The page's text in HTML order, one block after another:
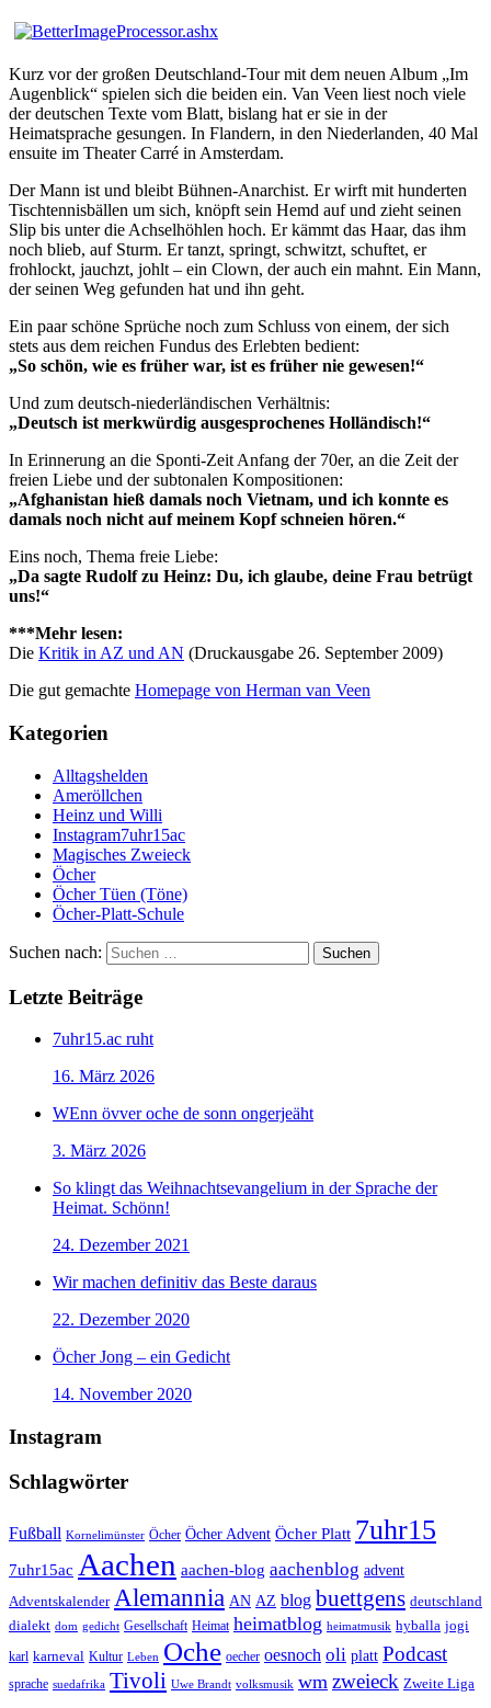
Kurz vor der großen Deutschland-Tour mit dem neuen Album „Im
Augenblick“ spielen sich die beiden ein. Van Veen liest noch viele
der deutschen Texte vom Blatt, bislang hat er sie in der
Heimatsprache gesungen. In Flandern, in den Niederlanden, 40 Mal
ensuite im Theater Carré in Amsterdam.
Der Mann ist und bleibt Bühnen-Anarchist. Er wirft mit hunderten
Tischtennisbällen um sich, knöpft sein Hemd auf und zieht seinen
Slip bis unter die Achselhöhlen hoch. Er kämmt das Haar, das ihm
noch blieb, auf Sturm. Er tanzt, springt, schwitzt, schuftet, er
frohlockt, jauchzt, johlt – ein Clown, der auch ein mahnt. Ein Mann,
der seinen Weg gefunden hat und ihn geht.
Ein paar schöne Sprüche noch zum Schluss von einem, der sich
stets aus dem reichen Fundus des Erlebten bedient:
„So schön, wie es früher war, ist es früher nie gewesen!“
Und zum deutsch-niederländischen Verhältnis:
„Deutsch ist merkwürdig ausgesprochenes Holländisch!“
In Erinnerung an die Sponti-Zeit Anfang der 70er, an die Zeit der
freien Liebe und der subtonalen Kompositionen:
„Afghanistan hieß damals noch Vietnam, und ich konnte es
damals noch nicht auf meinem Kopf schneien hören.“
Eins noch, Thema freie Liebe:
„Da sagte Rudolf zu Heinz: Du, ich glaube, deine Frau betrügt
uns!“
***Mehr lesen:
Die Kritik in AZ und AN (Druckausgabe 26. September 2009)
Die gut gemachte Homepage von Herman van Veen
Kategorien
Alltagshelden
Ameröllchen
Heinz und Willi
Instagram7uhr15ac
Magisches Zweieck
Öcher
Öcher Tüen (Töne)
Öcher-Platt-Schule
Suchen nach:
Letzte Beiträge
7uhr15.ac ruht
16. März 2026
WEnn övver oche de sonn ongerjeäht
3. März 2026
So klingt das Weihnachtsevangelium in der Sprache der
Heimat. Schönn!
24. Dezember 2021
Wir machen definitiv das Beste daraus
22. Dezember 2020
Öcher Jong – ein Gedicht
14. November 2020
Instagram
Schlagwörter
Fußball Kornelimünster Öcher Öcher Advent Öcher Platt 7uhr15
7uhr15ac Aachen aachen-blog aachenblog advent
Adventskalender Alemannia AN AZ blog buettgens deutschland
dialekt dom gedicht Gesellschaft Heimat heimatblog heimatmusik hyballa jogi
karl karneval Kultur Leben Oche oecher oesnoch oli platt Podcast
sprache suedafrika Tivoli Uwe Brandt volksmusik wm zweieck Zweite Liga